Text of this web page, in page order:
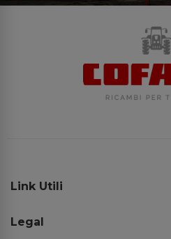
Link Utili
Legal